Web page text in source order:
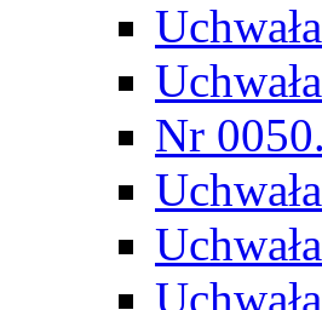
Nr